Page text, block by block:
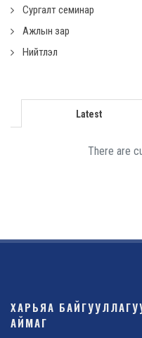
Сургалт семинар
Ажлын зар
Нийтлэл
Latest
There are
ХАРЬЯА
АЙМАГ